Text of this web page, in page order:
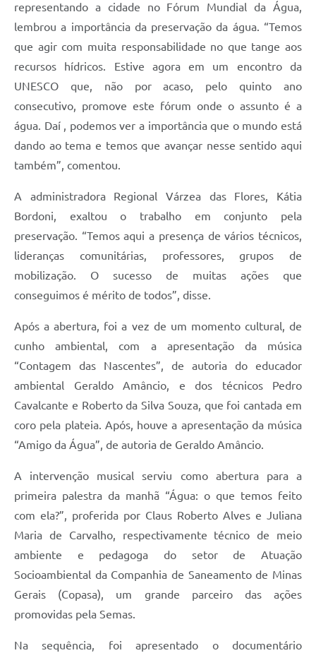
representando a cidade no Fórum Mundial da Água,
lembrou a importância da preservação da água. “Temos
que agir com muita responsabilidade no que tange aos
recursos hídricos. Estive agora em um encontro da
UNESCO que, não por acaso, pelo quinto ano
consecutivo, promove este fórum onde o assunto é a
água. Daí , podemos ver a importância que o mundo está
dando ao tema e temos que avançar nesse sentido aqui
também”, comentou.
A administradora Regional Várzea das Flores, Kátia
Bordoni, exaltou o trabalho em conjunto pela
preservação. “Temos aqui a presença de vários técnicos,
lideranças comunitárias, professores, grupos de
mobilização. O sucesso de muitas ações que
conseguimos é mérito de todos”, disse.
Após a abertura, foi a vez de um momento cultural, de
cunho ambiental, com a apresentação da música
“Contagem das Nascentes”, de autoria do educador
ambiental Geraldo Amâncio, e dos técnicos Pedro
Cavalcante e Roberto da Silva Souza, que foi cantada em
coro pela plateia. Após, houve a apresentação da música
“Amigo da Água”, de autoria de Geraldo Amâncio.
A intervenção musical serviu como abertura para a
primeira palestra da manhã “Água: o que temos feito
com ela?”, proferida por Claus Roberto Alves e Juliana
Maria de Carvalho, respectivamente técnico de meio
ambiente e pedagoga do setor de Atuação
Socioambiental da Companhia de Saneamento de Minas
Gerais (Copasa), um grande parceiro das ações
promovidas pela Semas.
Na sequência, foi apresentado o documentário